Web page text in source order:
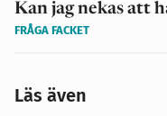
Kan jag nekas att
FRÅGA FACKET
Läs även